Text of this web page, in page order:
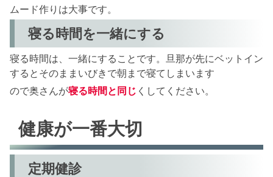
ムード作りは大事です。
寝る時間を一緒にする
寝る時間は、一緒にすることです。旦那が先にベットイン
するとそのままいびきで朝まで寝てしまいます
ので奥さんが寝る時間と同じ くしてください。
健康が一番大切
定期健診